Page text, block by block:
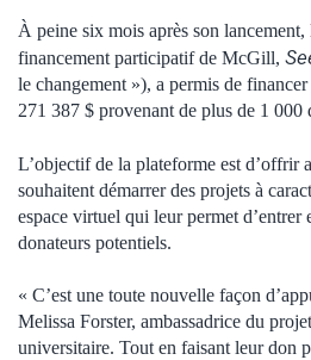
À peine six mois après son
financement participatif de McGill,
le changement »), a permis de
271 387 $ provenant de plus de 1 000
L’objectif de la plateforme est d’offrir
souhaitent démarrer des projets à
espace virtuel qui leur permet d’entrer
donateurs potentiels.
« C’est une toute nouvelle façon
Melissa Forster, ambassadrice du
universitaire. Tout en faisant leur don